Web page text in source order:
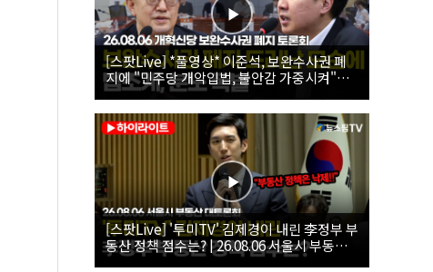
[스팟Live] *풀영상* 이준석, 보완수사권 폐
지에 "민주당 개악입법, 불안감 가중시켜"｜
26.08.06 개혁신당 보완수사권 폐지 토론회
[스팟Live] '투미TV' 김제경이 내린 李정부 부
동산 정책 점수는? | 26.08.06 서울시 부동산
대토론회